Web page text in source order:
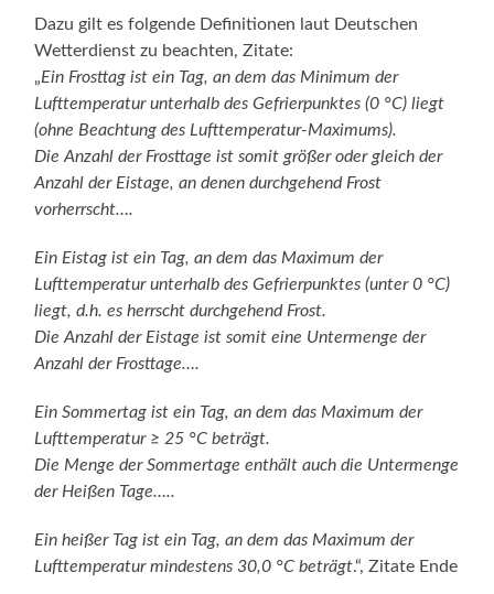
Dazu gilt es folgende Definitionen laut Deutschen
Wetterdienst zu beachten, Zitate:
„Ein Frosttag ist ein Tag, an dem das Minimum der
Lufttemperatur unterhalb des Gefrierpunktes (0 °C) liegt
(ohne Beachtung des Lufttemperatur-Maximums).
Die Anzahl der Frosttage ist somit größer oder gleich der
Anzahl der Eistage, an denen durchgehend Frost
vorherrscht….
Ein Eistag ist ein Tag, an dem das Maximum der
Lufttemperatur unterhalb des Gefrierpunktes (unter 0 °C)
liegt, d.h. es herrscht durchgehend Frost.
Die Anzahl der Eistage ist somit eine Untermenge der
Anzahl der Frosttage….
Ein Sommertag ist ein Tag, an dem das Maximum der
Lufttemperatur ≥ 25 °C beträgt.
Die Menge der Sommertage enthält auch die Untermenge
der Heißen Tage…..
Ein heißer Tag ist ein Tag, an dem das Maximum der
Lufttemperatur mindestens 30,0 °C beträgt.“, Zitate Ende